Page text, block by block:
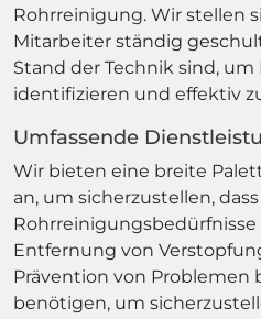
Rohrreinigung. Wir stellen
Mitarbeiter ständig
Stand der Technik sind,
identifizieren und effektiv
Umfassende
Wir bieten eine breite
an, um sicherzustellen,
Entfernung von
Prävention von Problemen
benötigen, um